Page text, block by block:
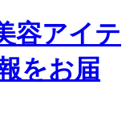
容アイテ
をお届